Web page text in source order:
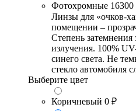
Фотохромные 16300
Линзы для «очков-
помещении –
Степень
излучения. 100%
синего света. Не
стекло автомобиля
Выберите цвет
Коричневый 0 ₽